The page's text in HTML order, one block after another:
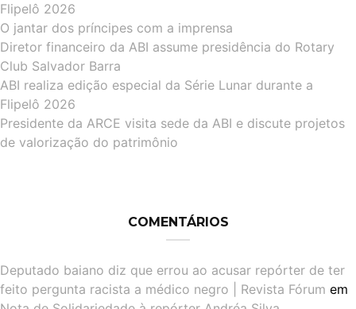
Flipelô 2026
O jantar dos príncipes com a imprensa
Diretor financeiro da ABI assume presidência do Rotary
Club Salvador Barra
ABI realiza edição especial da Série Lunar durante a
Flipelô 2026
Presidente da ARCE visita sede da ABI e discute projetos
de valorização do patrimônio
COMENTÁRIOS
Deputado baiano diz que errou ao acusar repórter de ter
feito pergunta racista a médico negro | Revista Fórum em